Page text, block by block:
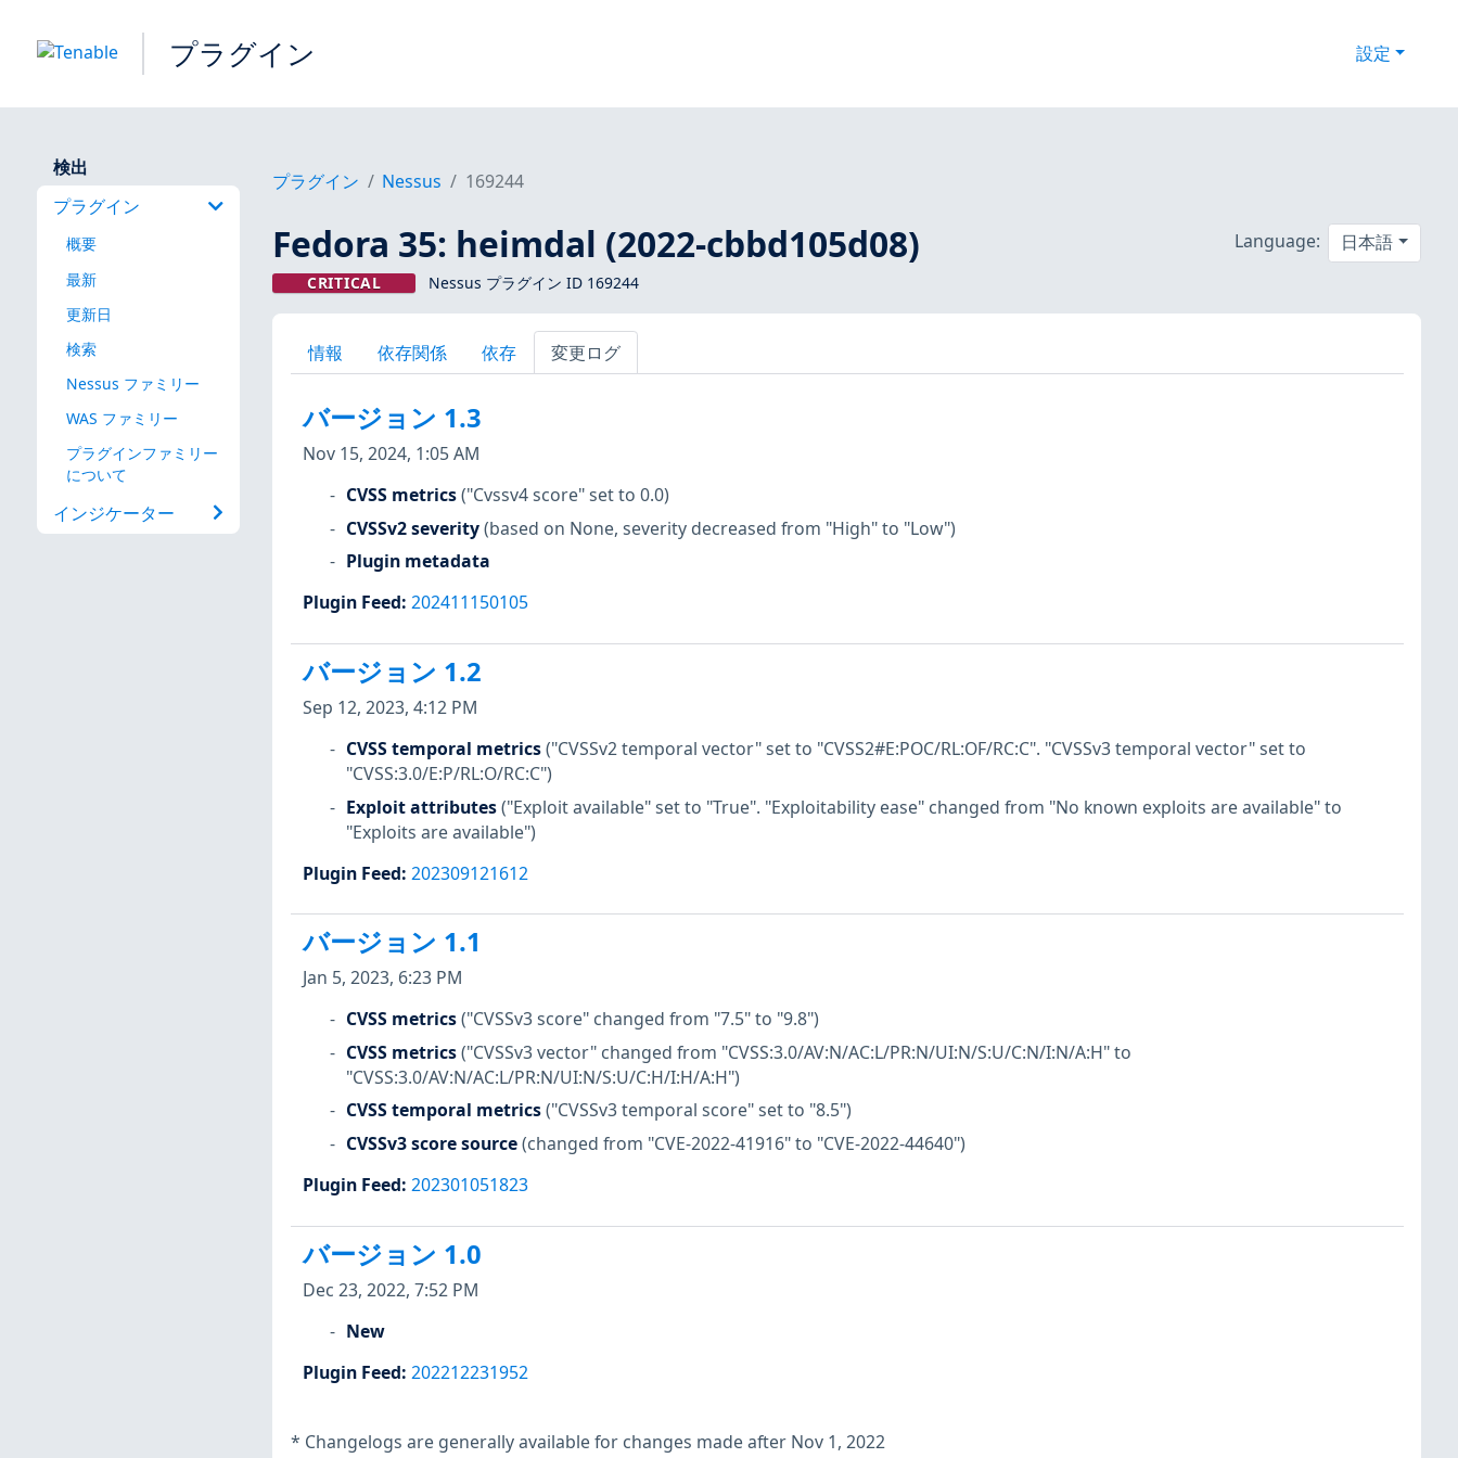
プラグイン 設定
検出
プラグイン
概要
最新
更新日
検索
Nessus ファミリー
WAS ファミリー
プラグインファミリー
について
インジケーター
プラグイン Nessus 169244
Fedora 35: heimdal (2022-cbbd105d08)
CRITICAL Nessus プラグイン ID 169244
Language: 日本語
情報 依存関係 依存 変更ログ
バージョン 1.3
Nov 15, 2024, 1:05 AM
CVSS metrics("Cvssv4 score" set to 0.0)
CVSSv2 severity(based on None, severity decreased from "High" to "Low")
Plugin metadata
Plugin Feed: 202411150105
バージョン 1.2
Sep 12, 2023, 4:12 PM
CVSS temporal metrics("CVSSv2 temporal vector" set to "CVSS2#E:POC/RL:OF/RC:C". "CVSSv3 temporal vector" set to
"CVSS:3.0/E:P/RL:O/RC:C")
Exploit attributes("Exploit available" set to "True". "Exploitability ease" changed from "No known exploits are available" to
"Exploits are available")
Plugin Feed: 202309121612
バージョン 1.1
Jan 5, 2023, 6:23 PM
CVSS metrics("CVSSv3 score" changed from "7.5" to "9.8")
CVSS metrics("CVSSv3 vector" changed from "CVSS:3.0/AV:N/AC:L/PR:N/UI:N/S:U/C:N/I:N/A:H" to
"CVSS:3.0/AV:N/AC:L/PR:N/UI:N/S:U/C:H/I:H/A:H")
CVSS temporal metrics("CVSSv3 temporal score" set to "8.5")
CVSSv3 score source(changed from "CVE-2022-41916" to "CVE-2022-44640")
Plugin Feed: 202301051823
バージョン 1.0
Dec 23, 2022, 7:52 PM
New
Plugin Feed: 202212231952
* Changelogs are generally available for changes made after Nov 1, 2022